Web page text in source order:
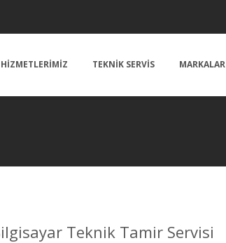
HIZMETLERIMIZ TEKNIK SERVIS MARKALAR
Teknik Tamir Servisi